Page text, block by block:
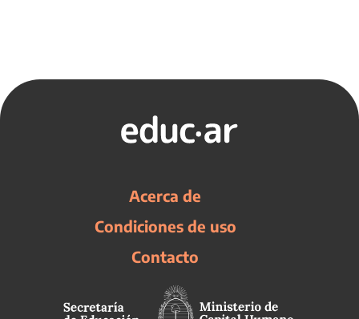
Acerca de
Condiciones de uso
Contacto